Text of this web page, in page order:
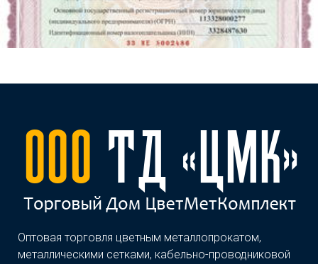
Оптовая торговля цветным металлопрокатом,
металлическими сетками, кабельно-проводниковой